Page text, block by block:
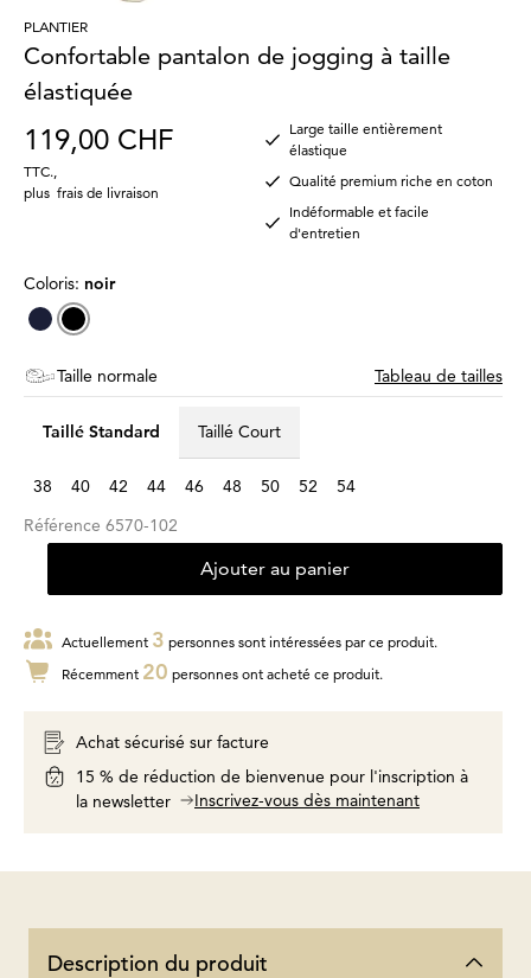
PLANTIER
Confortable pantalon de jogging à taille
élastiquée
119,00 CHF
TTC.
plus frais de livraison
Large taille entièrement
élastique
Qualité premium riche en coton
Indéformable et facile
d'entretien
Coloris: noir
Taille normale Tableau de tailles
Taillé Standard Taillé Court
38 40 42 44 46 48 50 52
54
Référence 6570-102
Ajouter au panier
Actuellement 3 personnes sont intéressées par ce produit.
Récemment 20 personnes ont acheté ce produit.
Achat sécurisé sur facture
15 % de réduction de bienvenue pour l'inscription à
la newsletter
Inscrivez-vous dès maintenant
Description du produit